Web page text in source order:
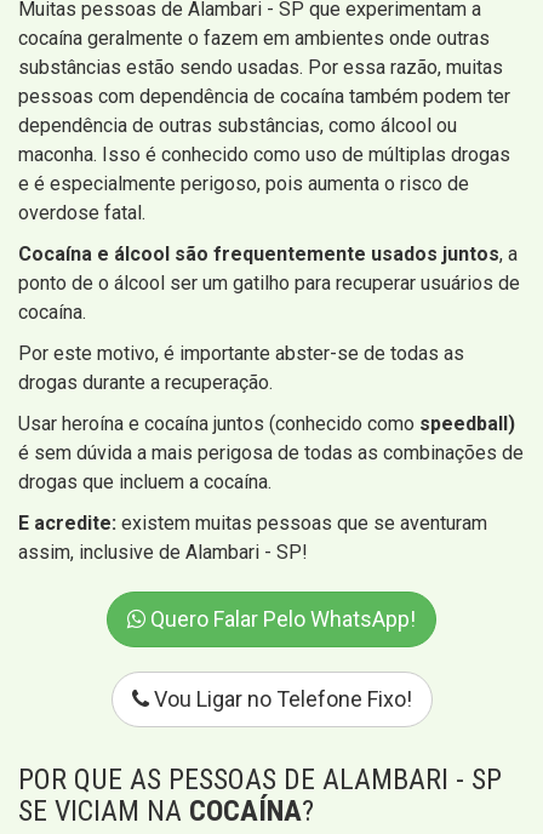
Muitas pessoas de Alambari - SP que experimentam a
cocaína geralmente o fazem em ambientes onde outras
substâncias estão sendo usadas. Por essa razão, muitas
pessoas com dependência de cocaína também podem ter
dependência de outras substâncias, como álcool ou
maconha. Isso é conhecido como uso de múltiplas drogas
e é especialmente perigoso, pois aumenta o risco de
overdose fatal.
Cocaína e álcool são frequentemente usados ​​juntos, a
ponto de o álcool ser um gatilho para recuperar usuários de
cocaína.
Por este motivo, é importante abster-se de todas as
drogas durante a recuperação.
Usar heroína e cocaína juntos (conhecido como speedball)
é sem dúvida a mais perigosa de todas as combinações de
drogas que incluem a cocaína.
E acredite: existem muitas pessoas que se aventuram
assim, inclusive de Alambari - SP!
Quero Falar Pelo WhatsApp!
Vou Ligar no Telefone Fixo!
POR QUE AS PESSOAS DE ALAMBARI - SP
SE VICIAM NA COCAÍNA?